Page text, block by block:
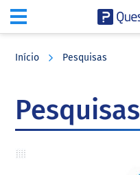
Início Pesquisas
Pesquisas